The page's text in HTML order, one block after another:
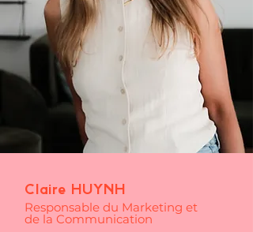
Claire HUYNH
Responsable du Marketing et
de la Communication